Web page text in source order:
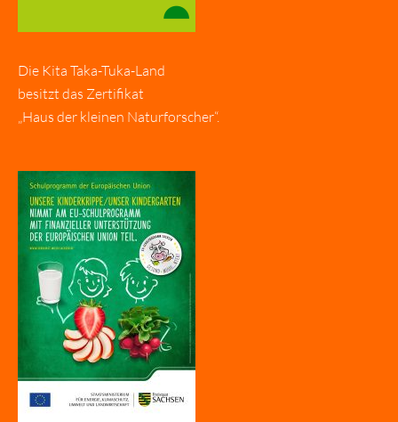
Die Kita Taka-Tuka-Land
besitzt das Zertifikat
„Haus der kleinen Naturforscher“.